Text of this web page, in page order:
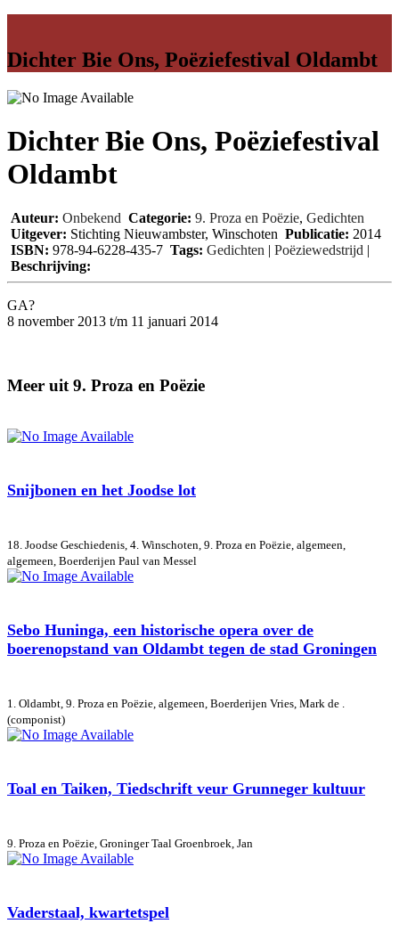
Dichter Bie Ons, Poëziefestival Oldambt
Dichter Bie Ons, Poëziefestival
Oldambt
Auteur: Onbekend Categorie: 9. Proza en Poëzie, Gedichten
Uitgever: Stichting Nieuwambster, Winschoten Publicatie: 2014
ISBN: 978-94-6228-435-7 Tags: Gedichten | Poëziewedstrijd |
Beschrijving:
GA?
8 november 2013 t/m 11 januari 2014
Meer uit 9. Proza en Poëzie
Snijbonen en het Joodse lot
18. Joodse Geschiedenis, 4. Winschoten, 9. Proza en Poëzie, algemeen,
algemeen, Boerderijen Paul van Messel
Sebo Huninga, een historische opera over de
boerenopstand van Oldambt tegen de stad Groningen
1. Oldambt, 9. Proza en Poëzie, algemeen, Boerderijen Vries, Mark de .
(componist)
Toal en Taiken, Tiedschrift veur Grunneger kultuur
9. Proza en Poëzie, Groninger Taal Groenbroek, Jan
Vaderstaal, kwartetspel